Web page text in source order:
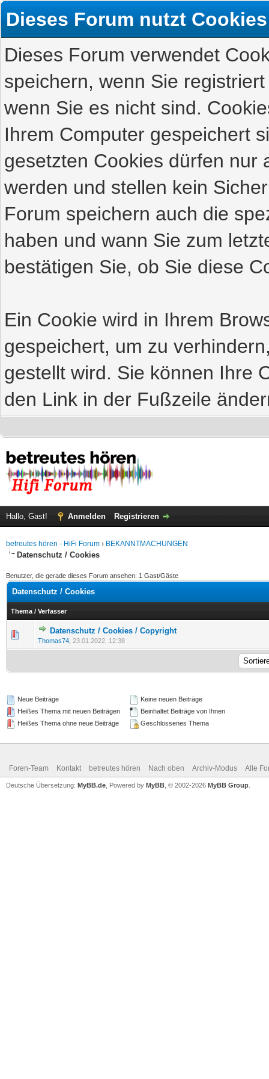
Dieses Forum nutzt Cookies
Dieses Forum verwendet
speichern, wenn Sie
wenn Sie es nicht sind.
Ihrem Computer gespeichert
gesetzten Cookies dürfen nur
werden und stellen kein
Forum speichern auch die
haben und wann Sie zum
bestätigen Sie, ob Sie diese
Ein Cookie wird in Ihrem
gespeichert, um zu
gestellt wird. Sie können Ihre
den Link in der Fußzeile
Hallo, Gast! Anmelden Registrieren
betreutes hören - HiFi Forum › BEKANNTMACHUNGEN
Datenschutz / Cookies
Benutzer, die gerade dieses Forum ansehen: 1 Gast/Gäste
Datenschutz / Cookies
Thema / Verfasser
Datenschutz / Cookies / Copyright
Thomas74 23.01.2022, 12:38
Neue Beiträge
Heißes Thema mit neuen Beiträgen
Heißes Thema ohne neue Beiträge
Keine neuen Beiträge
Beinhaltet Beiträge von Ihnen
Geschlossenes Thema
Foren-Team Kontakt betreutes hören Nach oben Archiv-Modus Alle
Deutsche Übersetzung: MyBB.de , Powered by MyBB , © 2002-2026 MyBB Group